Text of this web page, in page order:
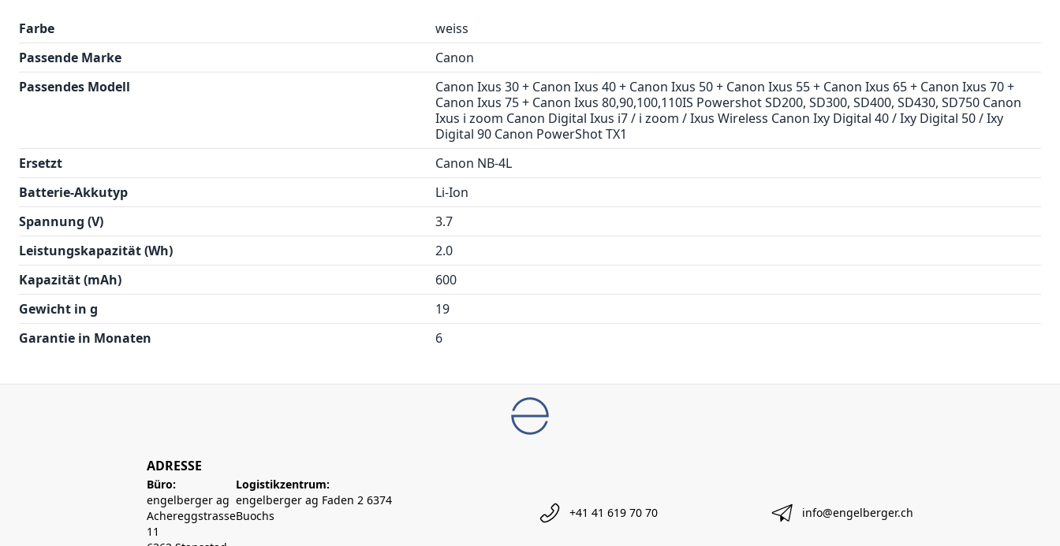
Farbe
weiss
Passende Marke
Canon
Passendes Modell
Canon Ixus 30 + Canon Ixus 40 + Canon Ixus 50 + Canon Ixus 55 + Canon Ixus 65 + Canon Ixus 70 +
Canon Ixus 75 + Canon Ixus 80,90,100,110IS Powershot SD200, SD300, SD400, SD430, SD750 Canon
Ixus i zoom Canon Digital Ixus i7 / i zoom / Ixus Wireless Canon Ixy Digital 40 / Ixy Digital 50 / Ixy
Digital 90 Canon PowerShot TX1
Ersetzt
Canon NB-4L
Batterie-Akkutyp
Li-Ion
Spannung (V)
3.7
Leistungskapazität (Wh)
2.0
Kapazität (mAh)
600
Gewicht in g
19
Garantie in Monaten
6
ADRESSE
Büro:
engelberger ag
Achereggstrasse
11
Logistikzentrum:
engelberger ag Faden 2 6374
Buochs
+41 41 619 70 70 info@engelberger.ch